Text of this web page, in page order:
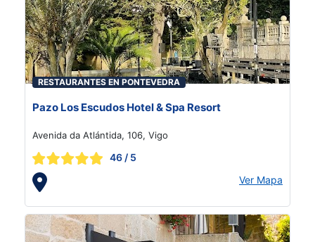
RESTAURANTES EN PONTEVEDRA
Pazo Los Escudos Hotel & Spa Resort
Avenida da Atlántida, 106, Vigo
46 / 5
Ver Mapa